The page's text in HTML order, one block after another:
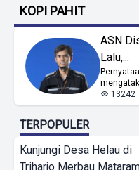
KOPI PAHIT
ASN
Lalu,...
13242
TERPOPULER
Kunjungi Desa Helau di
Triharjo Merbau